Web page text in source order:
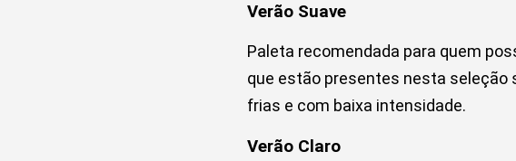
Verão Suave
Paleta recomendada para quem
que estão presentes nesta seleção
frias e com baixa intensidade.
Verão Claro